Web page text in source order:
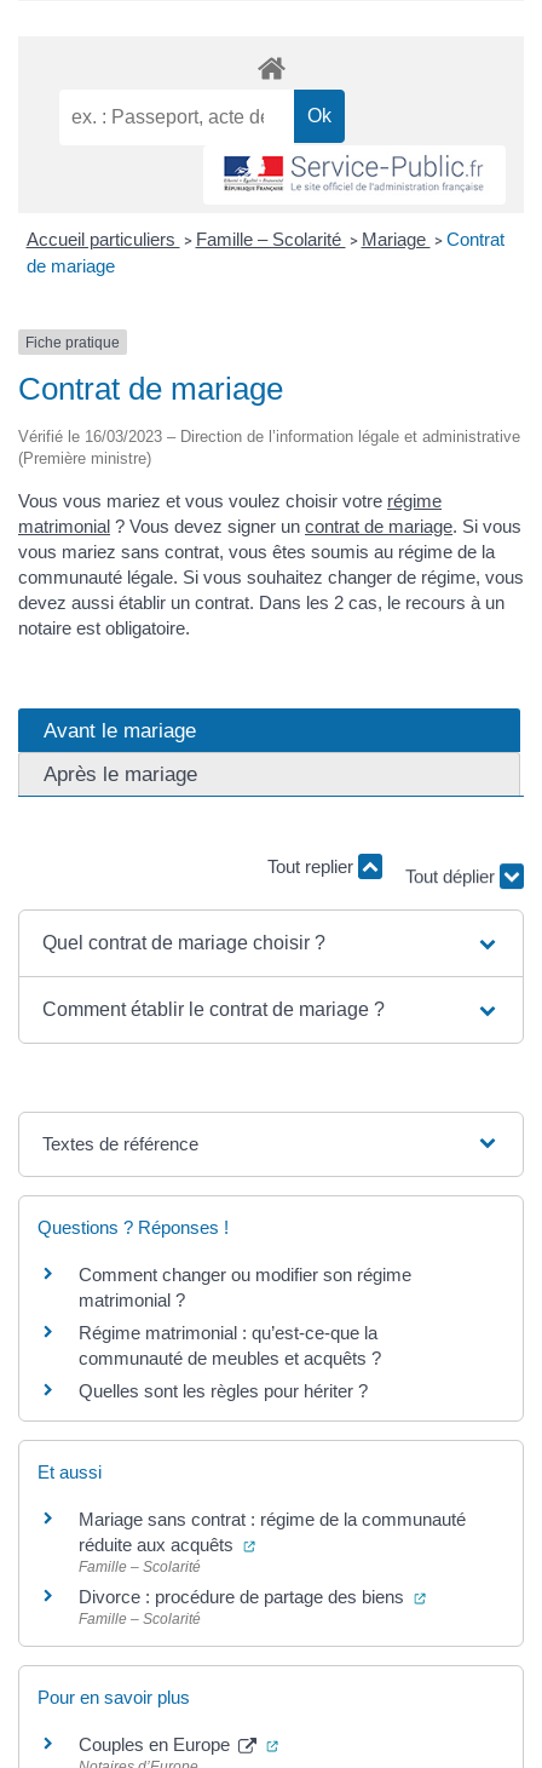
Accueil particuliers > Famille – Scolarité > Mariage > Contrat
de mariage
Fiche pratique
Contrat de mariage
Vérifié le 16/03/2023 – Direction de l’information légale et administrative
(Première ministre)
Vous vous mariez et vous voulez choisir votre régime
matrimonial ? Vous devez signer un contrat de mariage. Si vous
vous mariez sans contrat, vous êtes soumis au régime de la
communauté légale. Si vous souhaitez changer de régime, vous
devez aussi établir un contrat. Dans les 2 cas, le recours à un
notaire est obligatoire.
Avant le mariage
Après le mariage
Tout replier
Tout déplier
Quel contrat de mariage choisir ?
Comment établir le contrat de mariage ?
Textes de référence
Questions ? Réponses !
Comment changer ou modifier son régime
matrimonial ?
Régime matrimonial : qu’est-ce-que la
communauté de meubles et acquêts ?
Quelles sont les règles pour hériter ?
Et aussi
Mariage sans contrat : régime de la communauté
réduite aux acquêts
(ouverture dans un nouvel onglet)
Famille – Scolarité
Divorce : procédure de partage des biens (ouverture
Famille – Scolarité
Pour en savoir plus
Couples en Europe (ouverture dans un nouvel onglet)